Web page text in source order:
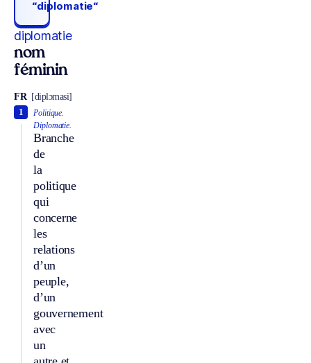
“diplomatie“
diplomatie
nom
féminin
FR [diplɔmasi]
Politique.
Diplomatie.
Branche
de
la
politique
qui
concerne
les
relations
d’un
peuple,
d’un
gouvernement
avec
un
1